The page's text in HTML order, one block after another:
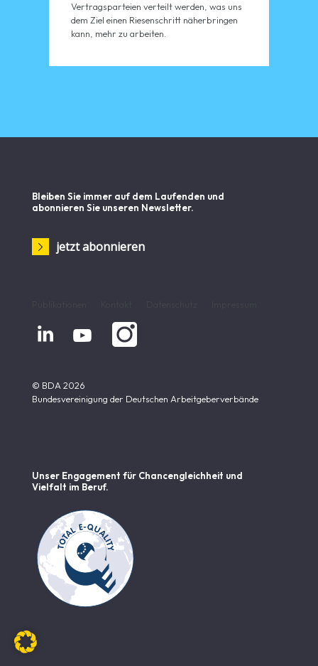
Vertragsparteien verteilt werden, was uns
dem Ziel einen Riesenschritt näherbringen
kann, mehr zu arbeiten.
Bleiben Sie immer auf dem Laufenden und
abonnieren Sie unseren Newsletter.
jetzt abonnieren
 
© BDA 2026
Bundesvereinigung der Deutschen Arbeitgeberverbände
Unser Engagement für Chancen­gleichheit und
Vielfalt im Beruf.